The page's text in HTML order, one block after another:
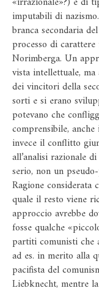
imputabili di
branca secondaria
processo di
Norimberga. Un
vista intellettuale,
dei vincitori della
sorti e si erano
potevano che
comprensibile,
invece il conflitto
all’analisi razionale
serio, non un
Ragione considerata
quale il resto viene
approccio avrebbe
fosse qualche
partiti comunisti che
ad es. in merito alla
pacifista del
Liebknecht, mentre